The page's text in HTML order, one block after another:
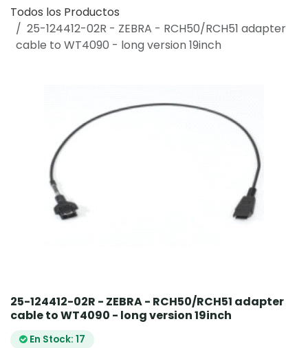
Todos los Productos
25-124412-02R - ZEBRA - RCH50/RCH51 adapter
cable to WT4090 - long version 19inch
25-124412-02R - ZEBRA - RCH50/RCH51 adapter
cable to WT4090 - long version 19inch
En Stock: 17